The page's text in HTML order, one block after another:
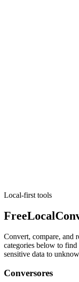
Local-first tools
Convert, compare, and
categories below to
sensitive data to
Conversores